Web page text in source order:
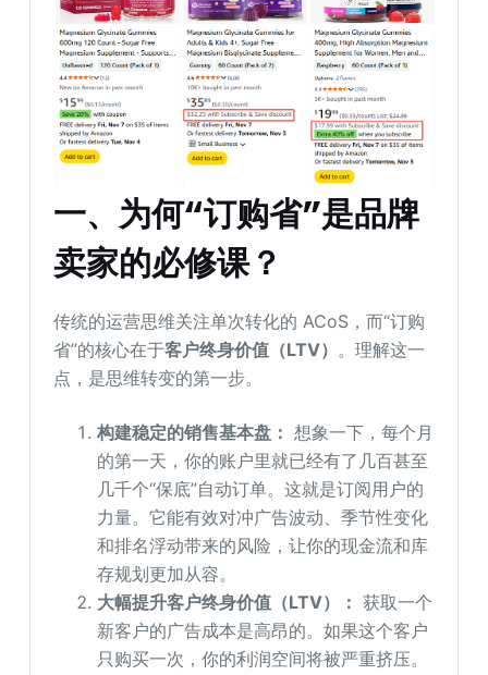
一、为何“订购省”是品牌
卖家的必修课？
传统的运营思维关注单次转化的 ACoS，而“订购
省”的核心在于客户终身价值（LTV） 。理解这一
点，是思维转变的第一步。
构建稳定的销售基本盘： 想象一下，每个月
的第一天，你的账户里就已经有了几百甚至
几千个“保底”自动订单。这就是订阅用户的
力量。它能有效对冲广告波动、季节性变化
和排名浮动带来的风险，让你的现金流和库
存规划更加从容。
大幅提升客户终身价值（LTV）： 获取一个
新客户的广告成本是高昂的。如果这个客户
只购买一次，你的利润空间将被严重挤压。